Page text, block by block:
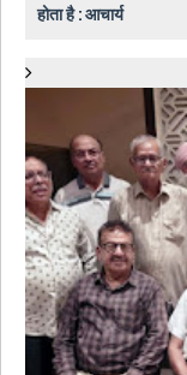
होता है : आचार्य